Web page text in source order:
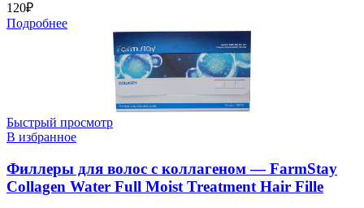
120₽
Подробнее
Быстрый просмотр
В избранное
Филлеры для волос с коллагеном — FarmStay
Collagen Water Full Moist Treatment Hair Fille